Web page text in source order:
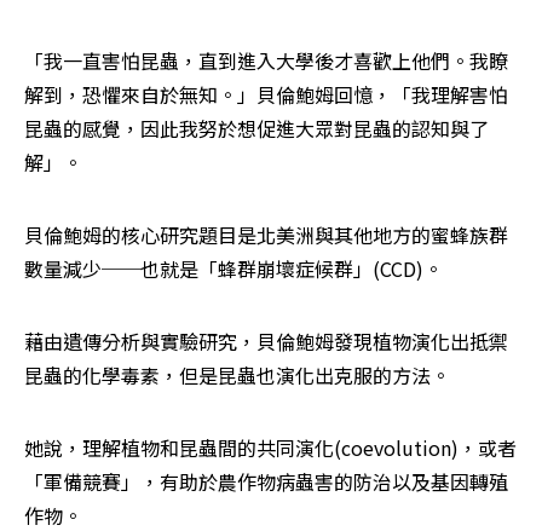
「我一直害怕昆蟲，直到進入大學後才喜歡上他們。我瞭
解到，恐懼來自於無知。」貝倫鮑姆回憶，「我理解害怕
昆蟲的感覺，因此我努於想促進大眾對昆蟲的認知與了
解」。
貝倫鮑姆的核心研究題目是北美洲與其他地方的蜜蜂族群
數量減少──也就是「蜂群崩壞症候群」(CCD)。
藉由遺傳分析與實驗研究，貝倫鮑姆發現植物演化出抵禦
昆蟲的化學毒素，但是昆蟲也演化出克服的方法。
她說，理解植物和昆蟲間的共同演化(coevolution)，或者
「軍備競賽」，有助於農作物病蟲害的防治以及基因轉殖
作物。